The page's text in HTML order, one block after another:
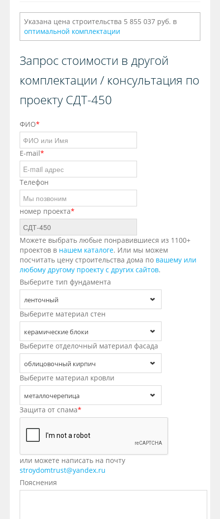
Указана цена строительства 5 855 037 руб. в
оптимальной комплектации
Запрос стоимости в другой
комплектации / консультация по
проекту СДТ-450
ФИО*
E-mail*
Телефон
номер проекта*
Можете выбрать любые понравившиеся из 1100+
проектов в нашем каталоге. Или мы можем
посчитать цену строительства дома по вашему или
любому другому проекту с других сайтов.
Выберите тип фундамента
ленточный
Выберите материал стен
керамические блоки
Выберите отделочный материал фасада
облицовочный кирпич
Выберите материал кровли
металлочерепица
Защита от спама*
или можете написать на почту
stroydomtrust@yandex.ru
Пояснения